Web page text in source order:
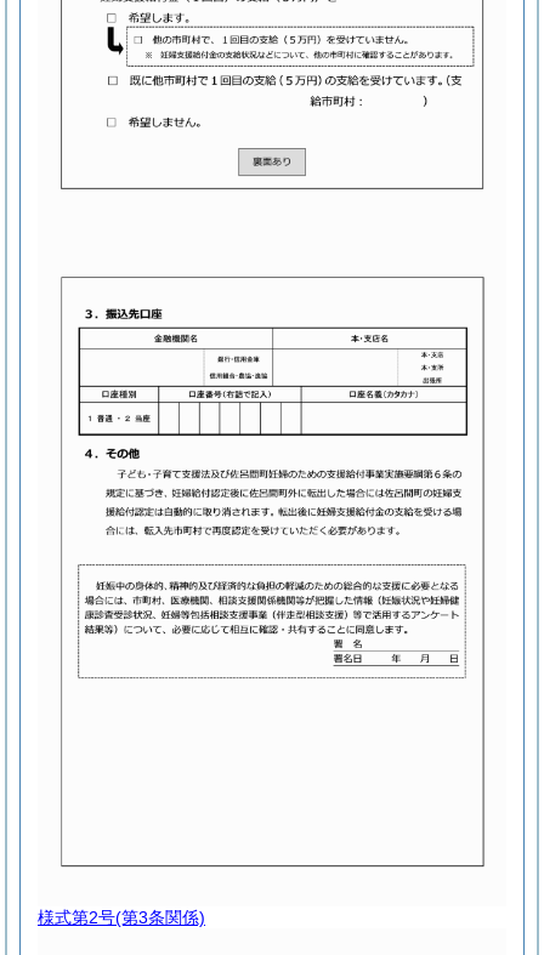
様式第2号(第3条関係)